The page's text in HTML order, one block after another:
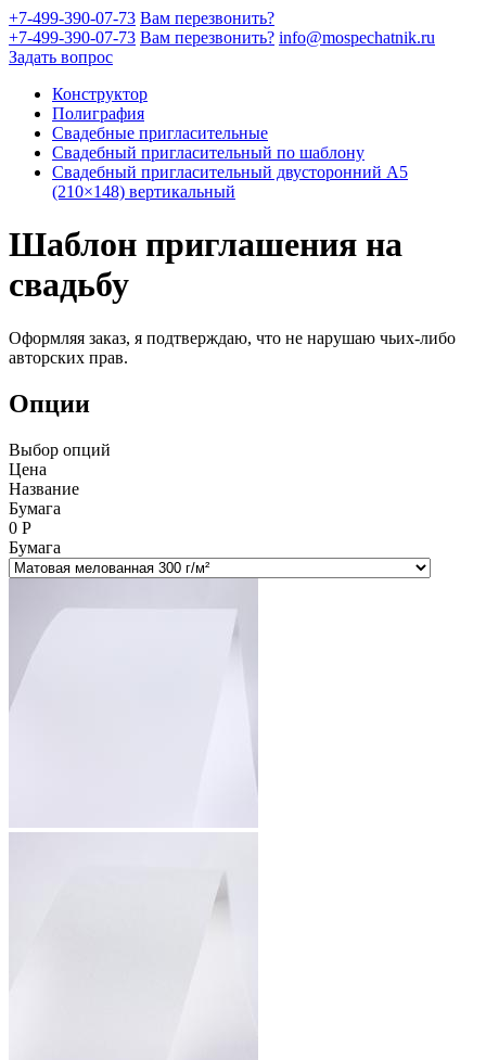
+7-499-390-07-73 Вам перезвонить?
+7-499-390-07-73 Вам перезвонить? info@mospechatnik.ru
Задать вопрос
Конструктор
Полиграфия
Свадебные пригласительные
Свадебный пригласительный по шаблону
Свадебный пригласительный двусторонний A5
(210×148) вертикальный
Шаблон приглашения на
свадьбу
Оформляя заказ, я подтверждаю, что не нарушаю чьих-либо
авторских прав.
Опции
Выбор опций
Цена
Название
Бумага
0 Р
Бумага